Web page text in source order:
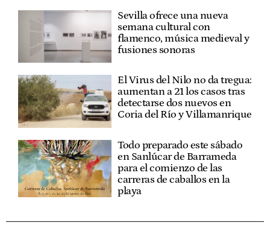
Sevilla ofrece una nueva
semana cultural con
flamenco, música medieval y
fusiones sonoras
El Virus del Nilo no da tregua:
aumentan a 21 los casos tras
detectarse dos nuevos en
Coria del Río y Villamanrique
Todo preparado este sábado
en Sanlúcar de Barrameda
para el comienzo de las
carreras de caballos en la
playa